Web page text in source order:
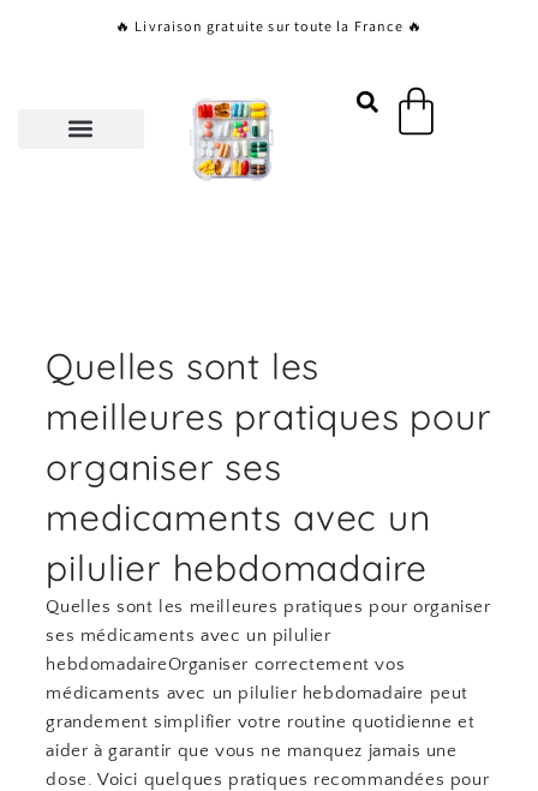
🔥 Livraison gratuite sur toute la France 🔥
Panier
Quelles sont les
meilleures pratiques pour
organiser ses
medicaments avec un
pilulier hebdomadaire
Quelles sont les meilleures pratiques pour organiser
ses médicaments avec un pilulier
hebdomadaireOrganiser correctement vos
médicaments avec un pilulier hebdomadaire peut
grandement simplifier votre routine quotidienne et
aider à garantir que vous ne manquez jamais une
dose. Voici quelques pratiques recommandées pour